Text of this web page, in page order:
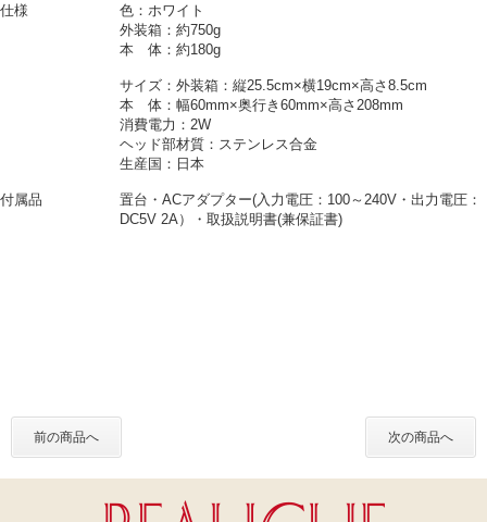
仕様
色：ホワイト
外装箱：約750g
本 体：約180g
サイズ：外装箱：縦25.5cm×横19cm×高さ8.5cm
本 体：幅60mm×奥行き60mm×高さ208mm
消費電力：2W
ヘッド部材質：ステンレス合金
生産国：日本
付属品
置台・ACアダプター(入力電圧：100～240V・出力電圧：
DC5V 2A）・取扱説明書(兼保証書)
前の商品へ 次の商品へ